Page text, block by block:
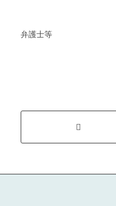
弁護士等